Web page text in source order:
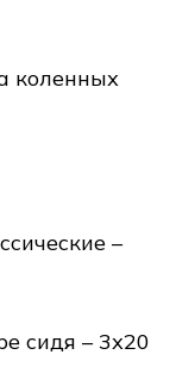
коленных
–
сидя – 3х20